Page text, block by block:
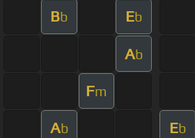
Bb Eb
Ab
Fm
Ab Eb